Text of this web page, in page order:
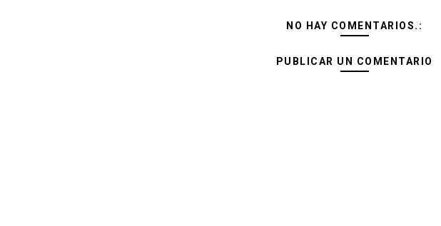
NO HAY COMENTARIOS.:
PUBLICAR UN COMENTARIO